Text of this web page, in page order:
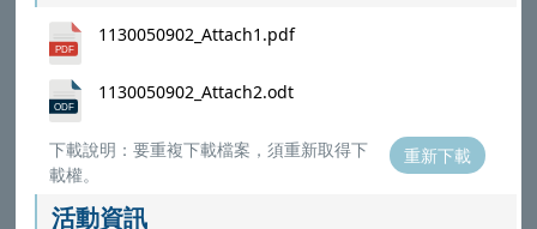
1130050902_Attach1.pdf
1130050902_Attach2.odt
下載說明：要重複下載檔案，須重新取得下
載權。
重新下載
活動資訊